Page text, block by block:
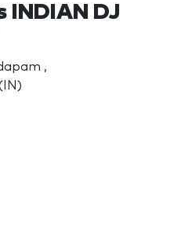
INDIAN DJ
,